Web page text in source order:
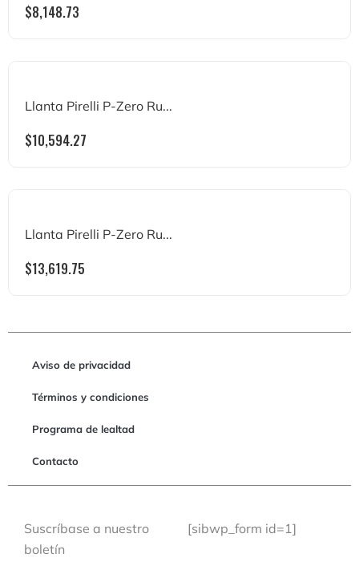
$8,148.73
Llanta Pirelli P-Zero Ru...
$10,594.27
Llanta Pirelli P-Zero Ru...
$13,619.75
Aviso de privacidad
Términos y condiciones
Programa de lealtad
Contacto
Suscríbase a nuestro
boletín
[sibwp_form id=1]